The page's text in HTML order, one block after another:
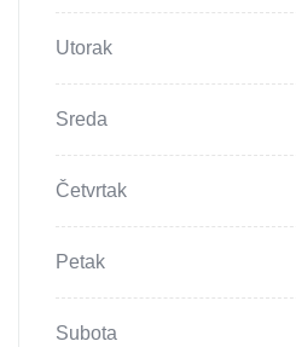
Utorak
Sreda
Četvrtak
Petak
Subota